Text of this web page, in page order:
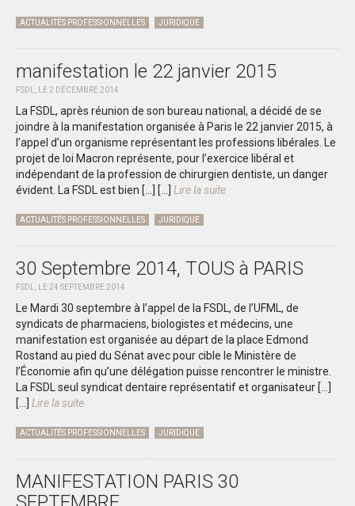
ACTUALITÉS PROFESSIONNELLES JURIDIQUE
manifestation le 22 janvier 2015
FSDL, LE 2 DÉCEMBRE 2014
La FSDL, après réunion de son bureau national, a décidé de se
joindre à la manifestation organisée à Paris le 22 janvier 2015, à
l’appel d’un organisme représentant les professions libérales. Le
projet de loi Macron représente, pour l’exercice libéral et
indépendant de la profession de chirurgien dentiste, un danger
évident. La FSDL est bien […]
[...] Lire la suite
ACTUALITÉS PROFESSIONNELLES JURIDIQUE
30 Septembre 2014, TOUS à PARIS
FSDL, LE 24 SEPTEMBRE 2014
Le Mardi 30 septembre à l’appel de la FSDL, de l’UFML, de
syndicats de pharmaciens, biologistes et médecins, une
manifestation est organisée au départ de la place Edmond
Rostand au pied du Sénat avec pour cible le Ministère de
l’Économie afin qu’une délégation puisse rencontrer le ministre.
La FSDL seul syndicat dentaire représentatif et organisateur […]
[...] Lire la suite
ACTUALITÉS PROFESSIONNELLES JURIDIQUE
MANIFESTATION PARIS 30